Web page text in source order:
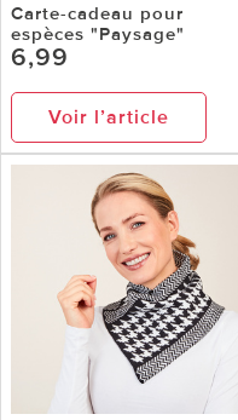
Carte-cadeau pour
espèces "Paysage"
6,99
Voir l’article